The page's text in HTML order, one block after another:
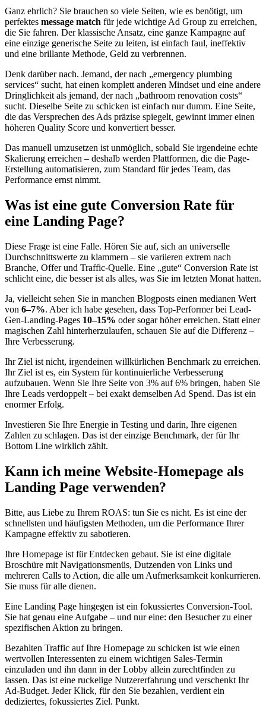
Ganz ehrlich? Sie brauchen so viele Seiten, wie es benötigt, um
perfektes message match für jede wichtige Ad Group zu erreichen,
die Sie fahren. Der klassische Ansatz, eine ganze Kampagne auf
eine einzige generische Seite zu leiten, ist einfach faul, ineffektiv
und eine brillante Methode, Geld zu verbrennen.
Denk darüber nach. Jemand, der nach „emergency plumbing
services“ sucht, hat einen komplett anderen Mindset und eine andere
Dringlichkeit als jemand, der nach „bathroom renovation costs“
sucht. Dieselbe Seite zu schicken ist einfach nur dumm. Eine Seite,
die das Versprechen des Ads präzise spiegelt, gewinnt immer einen
höheren Quality Score und konvertiert besser.
Das manuell umzusetzen ist unmöglich, sobald Sie irgendeine echte
Skalierung erreichen – deshalb werden Plattformen, die die Page-
Erstellung automatisieren, zum Standard für jedes Team, das
Performance ernst nimmt.
Was ist eine gute Conversion Rate für
eine Landing Page?
Diese Frage ist eine Falle. Hören Sie auf, sich an universelle
Durchschnittswerte zu klammern – sie variieren extrem nach
Branche, Offer und Traffic-Quelle. Eine „gute“ Conversion Rate ist
schlicht eine, die besser ist als alles, was Sie im letzten Monat hatten.
Ja, vielleicht sehen Sie in manchen Blogposts einen medianen Wert
von 6–7%. Aber ich habe gesehen, dass Top-Performer bei Lead-
Gen-Landing-Pages 10–15% oder sogar höher erreichen. Statt einer
magischen Zahl hinterherzulaufen, schauen Sie auf die Differenz –
Ihre Verbesserung.
Ihr Ziel ist nicht, irgendeinen willkürlichen Benchmark zu erreichen.
Ihr Ziel ist es, ein System für kontinuierliche Verbesserung
aufzubauen. Wenn Sie Ihre Seite von 3% auf 6% bringen, haben Sie
Ihre Leads verdoppelt – bei exakt demselben Ad Spend. Das ist ein
enormer Erfolg.
Investieren Sie Ihre Energie in Testing und darin, Ihre eigenen
Zahlen zu schlagen. Das ist der einzige Benchmark, der für Ihr
Bottom Line wirklich zählt.
Kann ich meine Website-Homepage als
Landing Page verwenden?
Bitte, aus Liebe zu Ihrem ROAS: tun Sie es nicht. Es ist eine der
schnellsten und häufigsten Methoden, um die Performance Ihrer
Kampagne effektiv zu sabotieren.
Ihre Homepage ist für Entdecken gebaut. Sie ist eine digitale
Broschüre mit Navigationsmenüs, Dutzenden von Links und
mehreren Calls to Action, die alle um Aufmerksamkeit konkurrieren.
Sie muss für alle dienen.
Eine Landing Page hingegen ist ein fokussiertes Conversion-Tool.
Sie hat genau eine Aufgabe – und nur eine: den Besucher zu einer
spezifischen Aktion zu bringen.
Bezahlten Traffic auf Ihre Homepage zu schicken ist wie einen
wertvollen Interessenten zu einem wichtigen Sales-Termin
einzuladen und ihn dann in der Lobby allein zurechtfinden zu
lassen. Das ist eine ruckelige Nutzererfahrung und verschenkt Ihr
Ad-Budget. Jeder Klick, für den Sie bezahlen, verdient ein
dediziertes, fokussiertes Ziel. Punkt.